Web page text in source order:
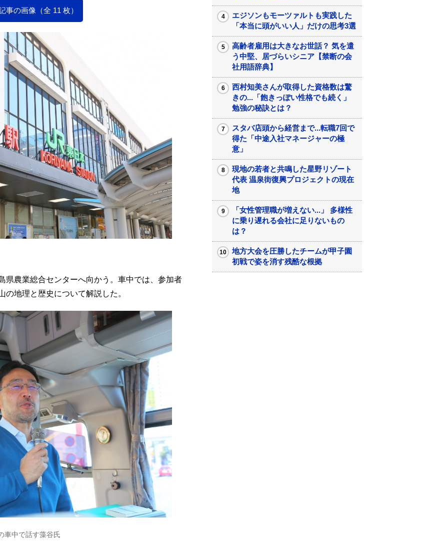
事の画像（全 11 枚）
農業総合センターへ向かう。車中では、参加者
地理と歴史について解説した。
車中で話す藻谷氏
エジソンもモーツァルトも実践した
「本当に頭がいい人」だけの思考3選
高齢者雇用は大きなお世話？ 気を遣
う中堅、居づらいシニア【禁断の会
社用語辞典】
西村知美さんが取得した資格数は驚
きの...「飽きっぽい性格でも続く」
勉強の秘訣とは？
スタバ店頭から経営まで...転職7回で
得た「中途入社マネージャーの極
意」
現地の若者と共鳴した星野リゾート
代表 温泉街復興プロジェクトの現在
地
「女性管理職が増えない...」 多様性
に乗り遅れる会社に足りないもの
は？
地方大会を圧勝したチームが甲子園
初戦で姿を消す残酷な根拠